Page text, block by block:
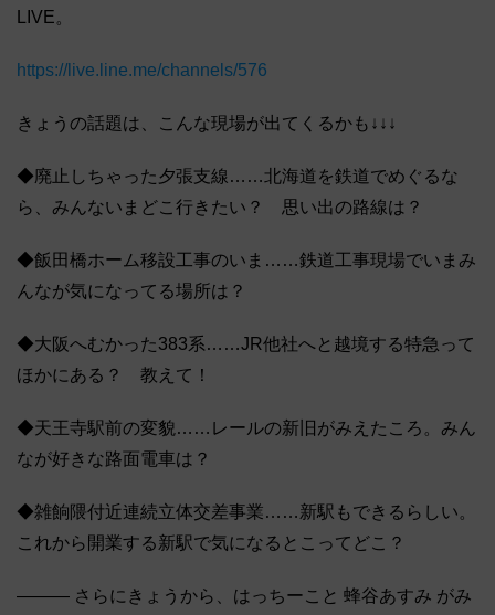
LIVE。
https://live.line.me/channels/576
きょうの話題は、こんな現場が出てくるかも↓↓↓
◆廃止しちゃった夕張支線……北海道を鉄道でめぐるな
ら、みんないまどこ行きたい？ 思い出の路線は？
◆飯田橋ホーム移設工事のいま……鉄道工事現場でいまみ
んなが気になってる場所は？
◆大阪へむかった383系……JR他社へと越境する特急って
ほかにある？ 教えて！
◆天王寺駅前の変貌……レールの新旧がみえたころ。みん
なが好きな路面電車は？
◆雑餉隈付近連続立体交差事業……新駅もできるらしい。
これから開業する新駅で気になるとこってどこ？
――― さらにきょうから、はっちーこと 蜂谷あすみ がみ